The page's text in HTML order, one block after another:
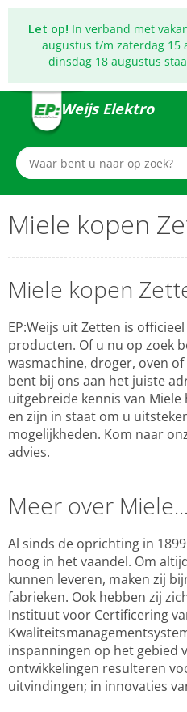
Let op! In verband met
augustus t/m zaterdag 15
dinsdag 18 augustus
Weijs Elektro
Miele kopen
Miele kopen
EP:Weijs uit Zetten is
producten. Of u nu op zoek
wasmachine, droger, oven
bent bij ons aan het juiste
uitgebreide kennis van
en zijn in staat om u
mogelijkheden. Kom naar
advies.
Meer over Miele...
Al sinds de oprichting in
hoog in het vaandel. Om
kunnen leveren, maken zij
fabrieken. Ook hebben zij
Instituut voor Certificering
inspanningen op het gebied
ontwikkelingen resulteren
uitvindingen; in innovaties